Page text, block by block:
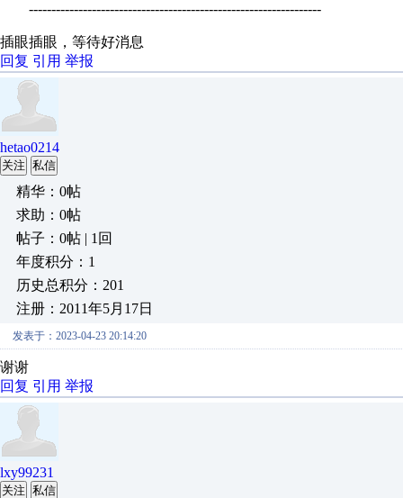
-----------------------------------------------------------------
插眼插眼，等待好消息
回复 引用 举报
hetao0214
关注 私信
精华：0帖
求助：0帖
帖子：0帖 | 1回
年度积分：1
历史总积分：201
注册：2011年5月17日
发表于：2023-04-23 20:14:20
谢谢
回复 引用 举报
lxy99231
关注 私信